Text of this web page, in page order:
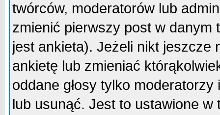
twórców, moderatorów lub
zmienić pierwszy post w
jest ankieta). Jeżeli nikt jeszcze
ankietę lub zmieniać
oddane głosy tylko
lub usunąć. Jest to ustawione w